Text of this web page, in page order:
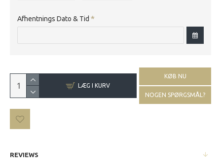
Afhentnings Dato & Tid
LÆG I KURV
KØB NU
NOGEN SPØRGSMÅL?
REVIEWS